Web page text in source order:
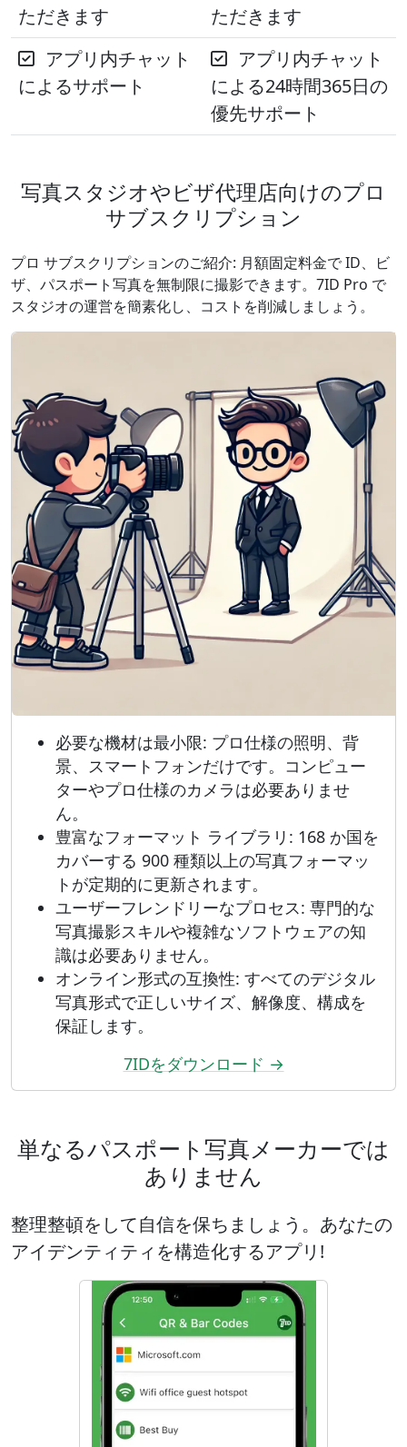
ただきます
ただきます
アプリ内チャット
によるサポート
アプリ内チャット
による24時間365日の
優先サポート
写真スタジオやビザ代理店向けのプロ
サブスクリプション
プロ サブスクリプションのご紹介: 月額固定料金で ID、ビ
ザ、パスポート写真を無制限に撮影できます。7ID Pro で
スタジオの運営を簡素化し、コストを削減しましょう。
必要な機材は最小限: プロ仕様の照明、背
景、スマートフォンだけです。コンピュー
ターやプロ仕様のカメラは必要ありませ
ん。
豊富なフォーマット ライブラリ: 168 か国を
カバーする 900 種類以上の写真フォーマッ
トが定期的に更新されます。
ユーザーフレンドリーなプロセス: 専門的な
写真撮影スキルや複雑なソフトウェアの知
識は必要ありません。
オンライン形式の互換性: すべてのデジタル
写真形式で正しいサイズ、解像度、構成を
保証します。
7IDをダウンロード →
単なるパスポート写真メーカーでは
ありません
整理整頓をして自信を保ちましょう。あなたの
アイデンティティを構造化するアプリ!